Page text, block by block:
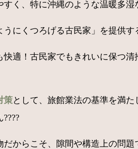
く、特に沖縄のような温暖多
にくつろげる古民家」を提供
適！古民家でもきれいに保つ
策として、旅館業法の基準を満
だからこそ、隙間や構造上の問